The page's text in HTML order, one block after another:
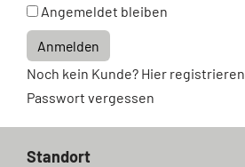
Angemeldet bleiben
Anmelden
Noch kein Kunde? Hier registrieren
Passwort vergessen
Standort